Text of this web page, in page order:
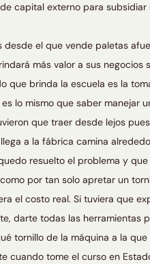
capital externo para
desde el que vende paletas
más valor a sus
que brinda la escuela es la
lo mismo que saber manejar
que traer desde lejos
a la fábrica camina
resuelto el problema y
por tan solo apretar un
el costo real. Si tuviera que
darte todas las herramientas
tornillo de la máquina a la
cuando tome el curso en